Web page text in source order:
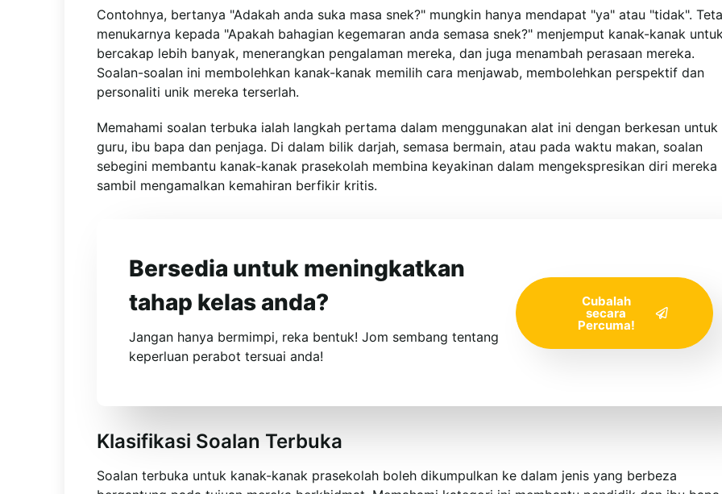
Contohnya, bertanya "Adakah anda suka masa snek?" mungkin hanya mendapat "ya" atau "tidak".
menukarnya kepada "Apakah bahagian kegemaran anda semasa snek?" menjemput kanak-kanak
bercakap lebih banyak, menerangkan pengalaman mereka, dan juga menambah perasaan mereka.
Soalan-soalan ini membolehkan kanak-kanak memilih cara menjawab, membolehkan perspektif dan
personaliti unik mereka terserlah.
Memahami soalan terbuka ialah langkah pertama dalam menggunakan alat ini dengan berkesan untuk
guru, ibu bapa dan penjaga. Di dalam bilik darjah, semasa bermain, atau pada waktu makan, soalan
sebegini membantu kanak-kanak prasekolah membina keyakinan dalam mengekspresikan diri mereka
sambil mengamalkan kemahiran berfikir kritis.
Bersedia untuk meningkatkan
tahap kelas anda?
Jangan hanya bermimpi, reka bentuk! Jom sembang tentang
keperluan perabot tersuai anda!
Cubalah
secara
Percuma!
Klasifikasi Soalan Terbuka
Soalan terbuka untuk kanak-kanak prasekolah boleh dikumpulkan ke dalam jenis yang berbeza